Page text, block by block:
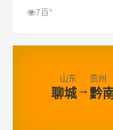
7百 +
查看详细
山东
聊城→
贵州
黔